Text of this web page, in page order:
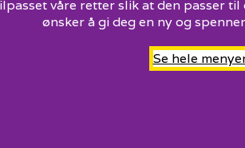
våre retter slik at den passer til
ønsker å gi deg en ny og
Se hele